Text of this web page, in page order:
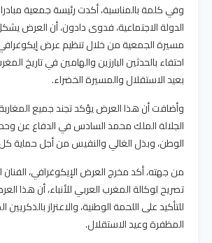
وفي كلمة بالمناسبة، أكدت رئيسة جمعية
الدولة الاجتماعية، فدوى دادون، أن العرض
مسيرة الجمعية من خلال تنظيم عرض
احتفاء بالحدثين البارزين والهامين في تاريخ
بعيد الاستقلال والمسيرة الخضراء.
وأضافت أن هذا العرض يؤكد تجند جميع
الجلالة الملك محمد السادس في الدفاع عن
الوطن، وبذل الغالي والنفيس من أجل حماية
من جهته، أكد مخرج العرض الإيكوغرافي،
تصريح لوكالة المغرب العربي للأنباء، أن هذا
للتأكيد على اللحمة الوطنية، والاعتزاز
المظفرة وعيد الاستقلال.